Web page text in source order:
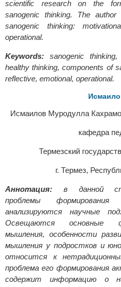
scientific research on the
sanogenic thinking. The
sanogenic thinking:
operational.
Keywords: sanogenic
healthy thinking, components of
reflective, emotional, operational.
Исмаилов Муродулла
кафедра
Термезский
г. Термез,
Аннотация: в данной
проблемы формирования
анализируются научные
Освещаются основные
мышления, особенности
мышления у подростков и
относится к
проблема его формирования
содержит информацию о